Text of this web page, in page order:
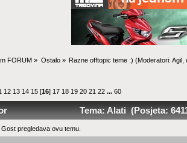
FORUM » Ostalo» Razne offtopic teme :) (Moderatori: Agil
12 13 14 15 [16] 17 18 19 20 21 22 ...60
Tema: Alati (Posjeta:
pregledava ovu temu.